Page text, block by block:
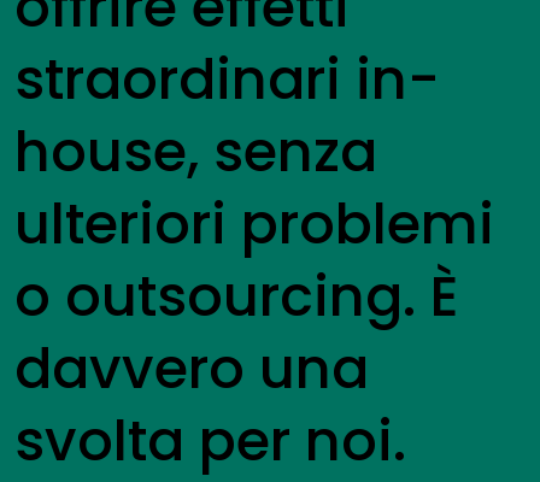
straordinari in-
house, senza
ulteriori problemi
o outsourcing. È
davvero una
svolta per noi.